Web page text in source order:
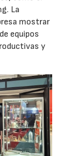
La
mostrar
equipos
y